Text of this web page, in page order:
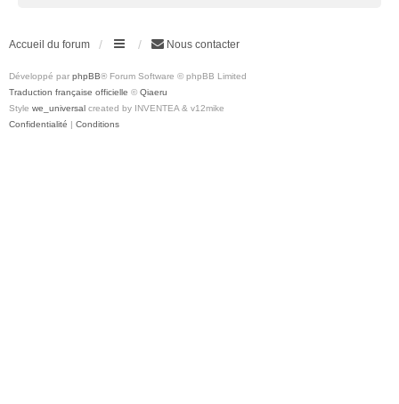
Accueil du forum Nous contacter
Développé par phpBB® Forum Software © phpBB Limited
Traduction française officielle © Qiaeru
Style we_universal created by INVENTEA & v12mike
Confidentialité | Conditions